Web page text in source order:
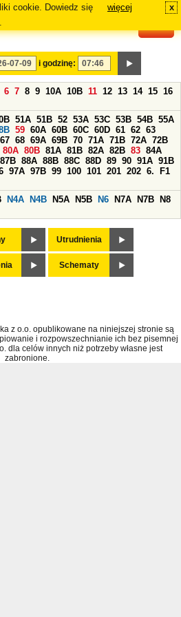
cookie. Dowiedz się
więcej x
i godzinę:
6 7 8 9 10A 10B 11 12 13 14 15 16
51A 51B 52 53A 53C 53B 54B 55A
59 60A 60B 60C 60D 61 62 63
67 68 69A 69B 70 71A 71B 72A 72B
80A 80B 81A 81B 82A 82B 83 84A
87B 88A 88B 88C 88D 89 90 91A 91B
97A 97B 99 100 101 201 202 6.
F1
N4A N4B N5A N5B N6 N7A N7B
N8
Utrudnienia
Schematy
z o.o. opublikowane na niniejszej stronie są
i rozpowszechnianie ich bez pisemnej
dla celów innych niż potrzeby własne jest
zabronione.